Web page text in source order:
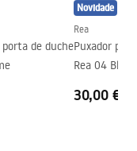
porta de duche
Novidade
Rea
Puxador
Rea 04 Black
30,00 €